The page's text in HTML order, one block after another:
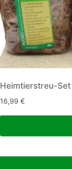
Heimtierstreu-Set
16,99 €